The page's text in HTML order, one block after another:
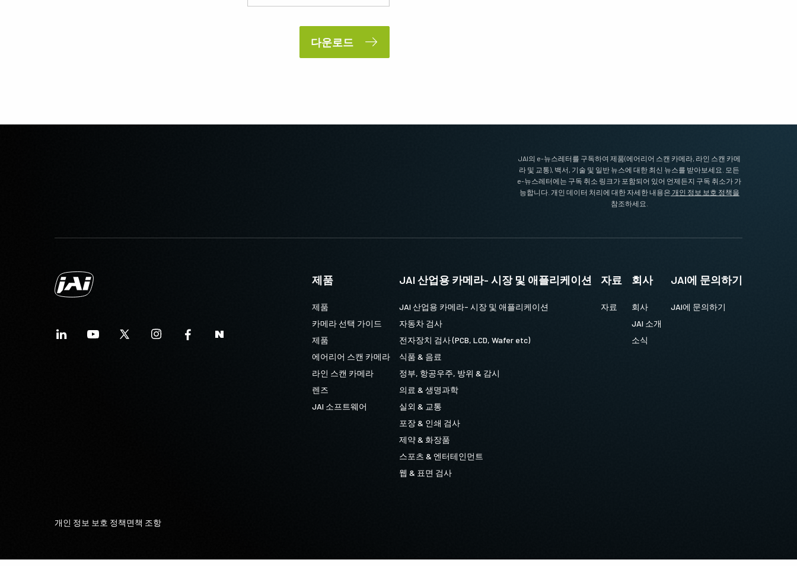
다운로드
JAI의 e-뉴스레터를 구독하여 제품(에어리어 스캔 카메라, 라인 스캔 카메
라 및 교통), 백서, 기술 및 일반 뉴스에 대한 최신 뉴스를 받아보세요. 모든
e-뉴스레터에는 구독 취소 링크가 포함되어 있어 언제든지 구독 취소가 가
능합니다. 개인 데이터 처리에 대한 자세한 내용은 개인 정보 보호 정책을
참조하세요.
제품
제품
카메라 선택 가이드
제품
에어리어 스캔 카메라
라인 스캔 카메라
렌즈
JAI 소프트웨어
JAI 산업용 카메라- 시장 및 애플리케이션
JAI 산업용 카메라- 시장 및 애플리케이션
자동차 검사
전자장치 검사 (PCB, LCD, Wafer etc)
식품 & 음료
정부, 항공우주, 방위 & 감시
의료 & 생명과학
실외 & 교통
포장 & 인쇄 검사
제약 & 화장품
스포츠 & 엔터테인먼트
웹 & 표면 검사
자료
자료
회사
회사
JAI 소개
소식
JAI에 문의하기
JAI에 문의하기
개인 정보 보호 정책면책 조항